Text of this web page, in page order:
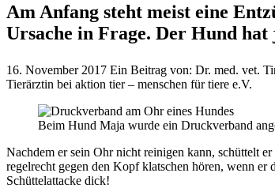
Am Anfang steht meist eine
Ursache in Frage. Der Hund hat
16. November 2017 Ein Beitrag von: Dr. med. vet.
Tierärztin bei aktion tier – menschen für tiere e.V.
Beim Hund Maja wurde ein Druckverband
Nachdem er sein Ohr nicht reinigen kann, schüttelt
regelrecht gegen den Kopf klatschen hören, wenn
Schüttelattacke dick!